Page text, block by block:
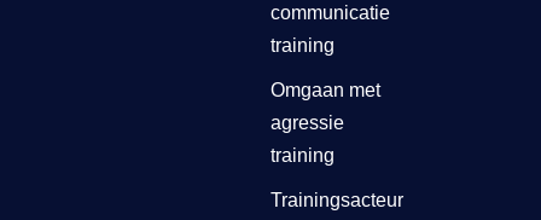
communicatie
training
Omgaan met
agressie
training
Trainingsacteur